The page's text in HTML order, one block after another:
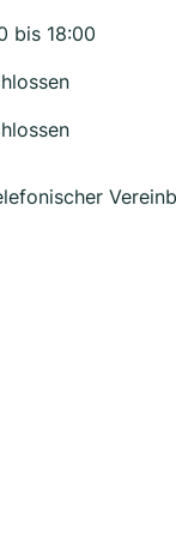
bis 18:00